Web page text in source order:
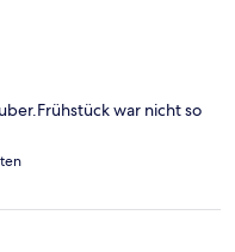
war nicht so